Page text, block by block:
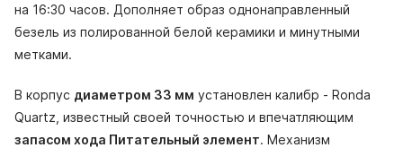
на 16:30 часов. Дополняет образ однонаправленный
безель из полированной белой керамики и минутными
метками.
В корпус диаметром 33 мм установлен калибр - Ronda
Quartz, известный своей точностью и впечатляющим
запасом хода Питательный элемент. Механизм